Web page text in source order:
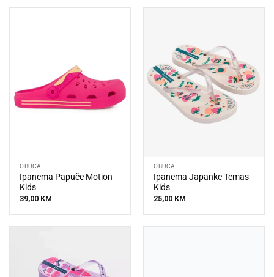
OBUĆA
Ipanema Papuče Motion
Kids
39,00 KM
OBUĆA
Ipanema Japanke Temas
Kids
25,00 KM